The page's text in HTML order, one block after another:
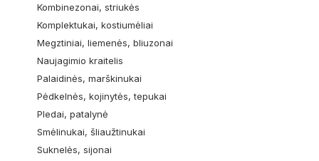
Kombinezonai, striukės
Komplektukai, kostiumėliai
Megztiniai, liemenės, bliuzonai
Naujagimio kraitelis
Palaidinės, marškinukai
Pėdkelnės, kojinytės, tepukai
Pledai, patalynė
Smėlinukai, šliaužtinukai
Suknelės, sijonai